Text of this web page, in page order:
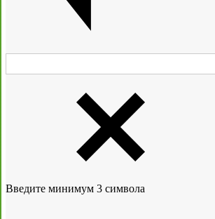
Введите минимум 3 символа